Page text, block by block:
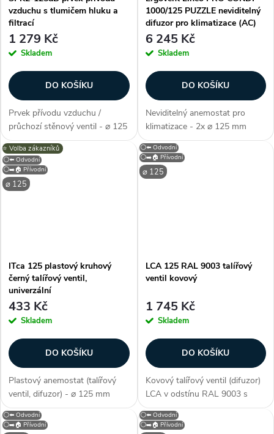
vzduchu s tlumičem hluku a
filtrací
1 279 Kč
Skladem
DO KOŠÍKU
Prvek přívodu vzduchu /
průchozí stěnový ventil - ⌀ 125
mm (průměr potrubí), barva
bílá, filtrace EU1, manuální
regulátor (šňůra, otočné
kolečko), zvuková izolace,
filtrace...
1000/125 PUZZLE neviditelný
difuzor pro klimatizace (AC)
6 245 Kč
Skladem
DO KOŠÍKU
Neviditelný anemostat pro
klimatizace - 2x ⌀ 125 mm
(průměr potrubí), verze
PROFILE PUZZLE - instalace
do sádrokartonu, technologie
PUZZLE lock, umožňuje spojení
⌀ 125
⭐️ Volba zákazníků
⚪⬅️ Odvodní
⚪➡️🏠 Přívodní
ITca 125 plastový kruhový
černý talířový ventil,
univerzální
433 Kč
Skladem
DO KOŠÍKU
Plastový anemostat (talířový
ventil, difuzor) - ⌀ 125 mm
(průměr), barva černá (antracit -
matná), univerzální (přívodní i
⌀ 125
⚪⬅️ Odvodní
⚪➡️🏠 Přívodní
LCA 125 RAL 9003 talířový
ventil kovový
1 745 Kč
Skladem
DO KOŠÍKU
Kovový talířový ventil (difuzor)
LCA v odstínu RAL 9003 s
průměrem připojení 125 mm. S
neperforovaným čelním
⚪⬅️ Odvodní
⚪➡️🏠 Přívodní
⚪⬅️ Odvodní
⚪➡️🏠 Přívodní